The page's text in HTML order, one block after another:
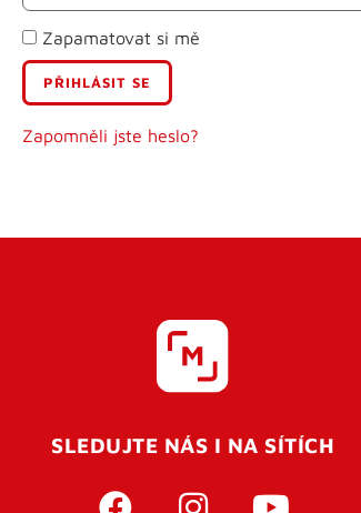
Zapamatovat si mě
Zapomněli jste heslo?
E-mail
Uživatelské jméno
SLEDUJTE NÁS I NA SÍTÍCH